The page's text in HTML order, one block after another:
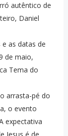
autêntico de
Daniel
as datas de
de maio,
Tema do
arrasta-pé do
o evento
expectativa